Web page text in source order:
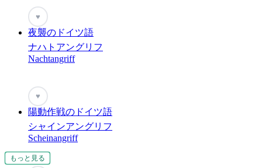
もっと見る
もっと見る
もっと見る
もっと見る
もっと見る
もっと見る
♥
夜襲のドイツ語
ナハトアングリフ
Nachtangriff
♥
陽動作戦のドイツ語
シャインアングリフ
Scheinangriff